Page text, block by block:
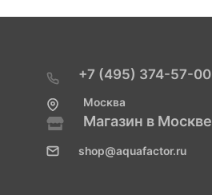
+7 (495) 374-57-00
Москва
Магазин в Москве
shop@aquafactor.ru